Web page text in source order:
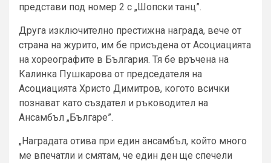
представи под номер 2 с „Шопски танц”.
Друга изключително престижна награда, вече от
страна на журито, им бе присъдена от Асоциацията
на хореографите в България. Тя бе връчена на
Калинка Пушкарова от председателя на
Асоциацията Христо Димитров, когото всички
познават като създател и ръководител на
Ансамбъл „Българе”.
„Наградата отива при един ансамбъл, който много
ме впечатли и смятам, че един ден ще спечели